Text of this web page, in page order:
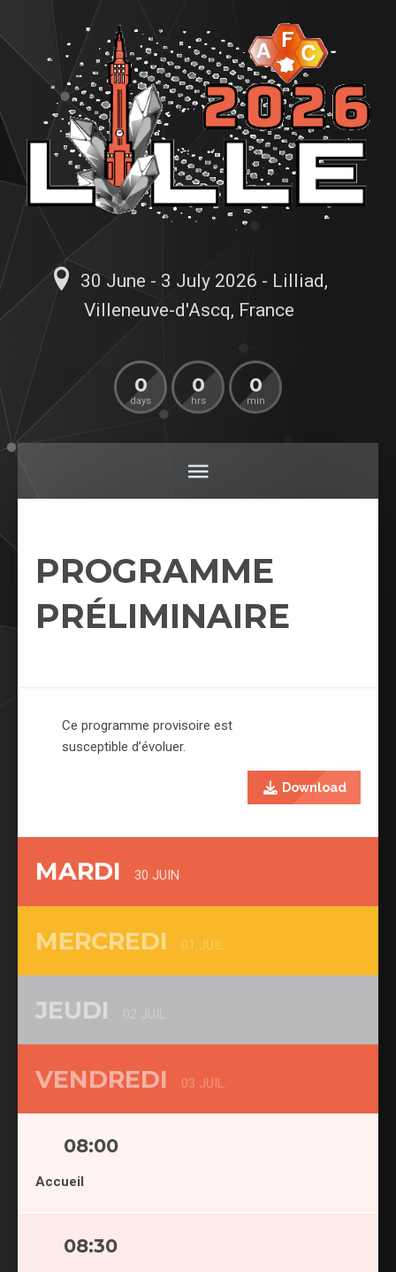
30 June - 3 July 2026 - Lilliad,
Villeneuve-d'Ascq, France
0
days
0
hrs
0
min
PROGRAMME
PRÉLIMINAIRE
Ce programme provisoire est
susceptible d’évoluer.
Download
MARDI 30 JUIN
MERCREDI 01 JUIL.
JEUDI
VENDREDI 03 JUIL.
08:00
Accueil
08:30